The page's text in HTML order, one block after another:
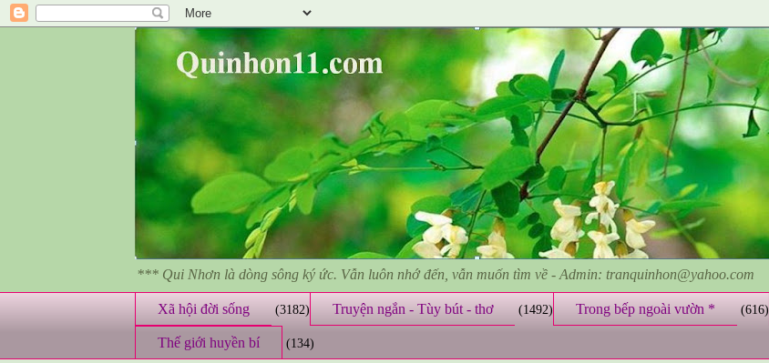
*** Qui Nhơn là dòng sông ký ức. Vẫn luôn nhớ đến, vẫn muốn tìm về - Admin: tranquinhon@yahoo.com
Xã hội đời sống (3182) Truyện ngắn - Tùy bút - thơ (1492) Trong bếp ngoài vườn * (616)
Thế giới huyền bí (134)